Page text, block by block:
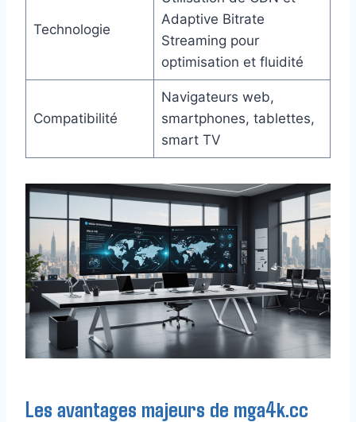
Technologie
Adaptive Bitrate
Streaming pour
optimisation et fluidité
Compatibilité
Navigateurs web,
smartphones, tablettes,
smart TV
Les avantages majeurs de mga4k.cc